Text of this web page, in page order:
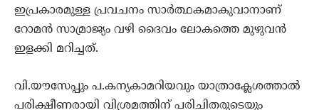
ഇപ്രകാരമുള്ള പ്രവചനം സാര്‍ത്ഥകമാകുവാനാണ്
റോമന്‍ സാമ്രാജ്യം വഴി ദൈവം ലോകത്തെ മുഴുവന്‍
ഇളക്കി മറിച്ചത്.
വി.യൗസേപ്പും പ.കന്യകാമറിയവും യാത്രാക്ലേശത്താല്‍
പരിക്ഷീണരായി വിശ്രമത്തിന് പരിചിതരുടെയും